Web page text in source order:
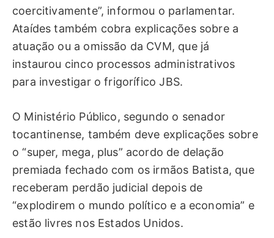
coercitivamente”, informou o parlamentar.
Ataídes também cobra explicações sobre a
atuação ou a omissão da CVM, que já
instaurou cinco processos administrativos
para investigar o frigorífico JBS.
O Ministério Público, segundo o senador
tocantinense, também deve explicações sobre
o “super, mega, plus” acordo de delação
premiada fechado com os irmãos Batista, que
receberam perdão judicial depois de
“explodirem o mundo político e a economia” e
estão livres nos Estados Unidos.